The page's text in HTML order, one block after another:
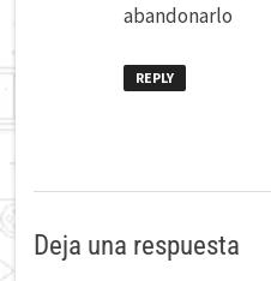
abandonarlo
REPLY
Deja una respuesta